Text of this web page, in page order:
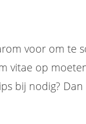
voor om te
vitae op
bij nodig?